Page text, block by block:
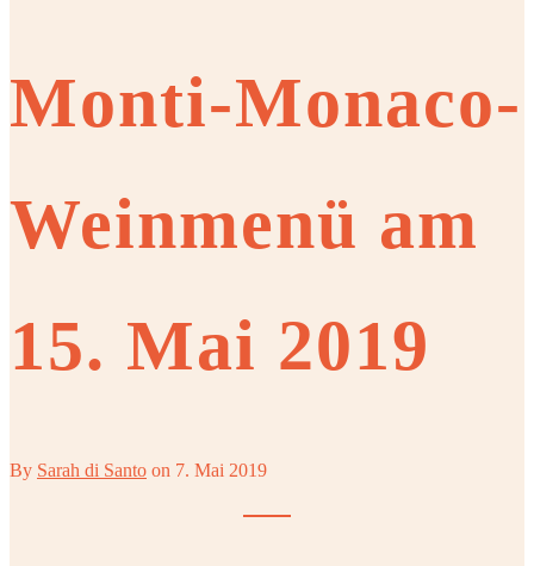
Monti-Monaco-
Weinmenü am
15. Mai 2019
By Sarah di Santo on 7. Mai 2019